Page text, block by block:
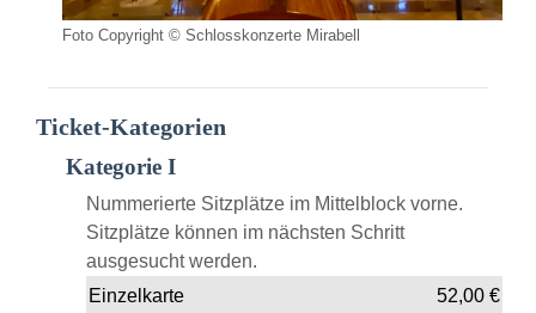
Foto Copyright © Schlosskonzerte Mirabell
Ticket-Kategorien
Kategorie I
Nummerierte Sitzplätze im Mittelblock vorne.
Sitzplätze können im nächsten Schritt
ausgesucht werden.
Einzelkarte
52,00€